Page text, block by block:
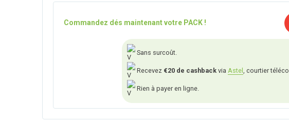
Commandez dés maintenant votre PACK !
Sans surcoût.
Recevez €20 de cashbackvia Astel , courtier
Rien à payer en ligne.